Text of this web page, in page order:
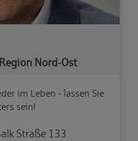
Nord-Ost
im Leben - lassen Sie
sein!
Straße 133